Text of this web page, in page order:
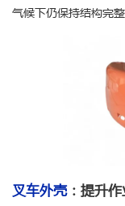
气候下仍保持结构完整
叉车外壳：提升